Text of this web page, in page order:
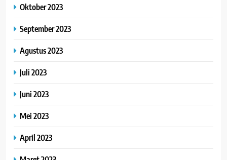
Oktober 2023
September 2023
Agustus 2023
Juli 2023
Juni 2023
Mei 2023
April 2023